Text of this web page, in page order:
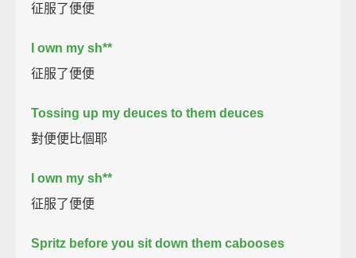
征服了便便
I own my sh**
征服了便便
Tossing up my deuces to them deuces
對便便比個耶
I own my sh**
征服了便便
Spritz before you sit down them cabooses